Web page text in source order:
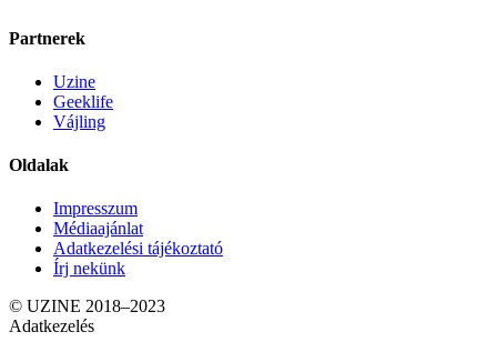
Partnerek
Uzine
Geeklife
Vájling
Oldalak
Impresszum
Médiaajánlat
Adatkezelési tájékoztató
Írj nekünk
© UZINE 2018–2023
Adatkezelés